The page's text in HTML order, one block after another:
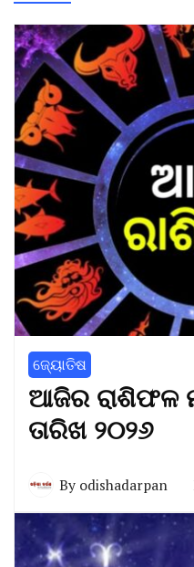
ଜ୍ୟୋତିଷ
ଆଜିର ରାଶିଫଳ
ତାରିଖ ୨୦୨୬
By odishadarpan